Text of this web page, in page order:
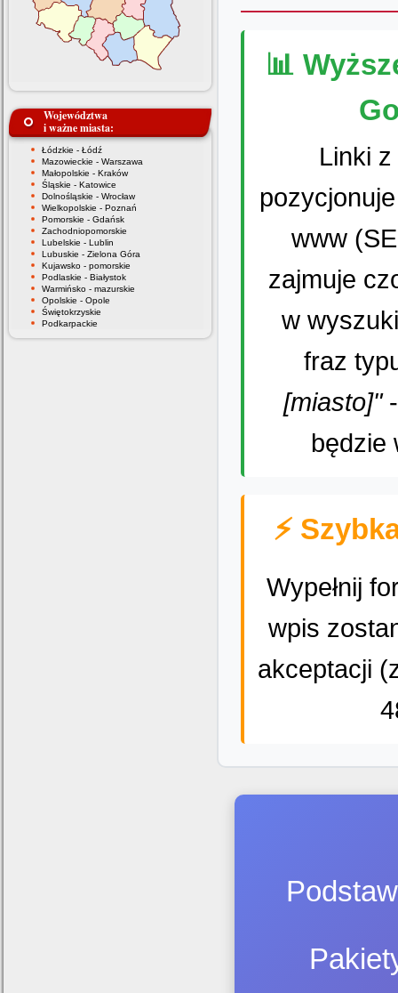
Województwa
i ważne miasta:
Łódzkie - Łódź
Mazowieckie - Warszawa
Małopolskie - Kraków
Śląskie - Katowice
Dolnośląskie - Wrocław
Wielkopolskie - Poznań
Pomorskie - Gdańsk
Zachodniopomorskie
Lubelskie - Lublin
Lubuskie - Zielona Góra
Kujawsko - pomorskie
Podlaskie - Białystok
Warmińsko - mazurskie
Opolskie - Opole
Świętokrzyskie
Podkarpackie
📊
Linki
www
zajmuje
w
fraz
[miasto]"-
będzie
⚡
Wypełnij
wpis
akceptacji